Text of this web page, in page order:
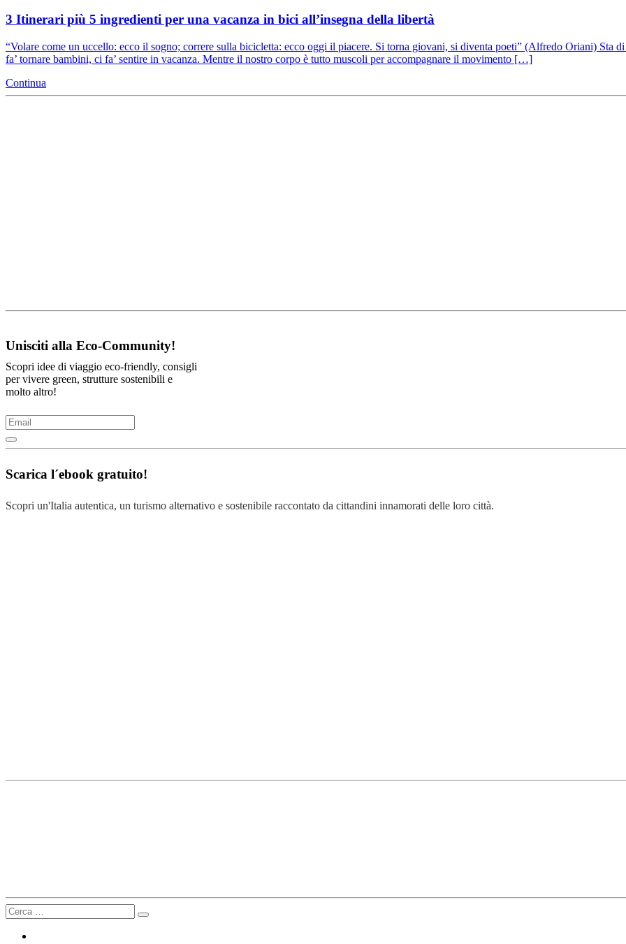
3 Itinerari più 5 ingredienti per una vacanza in bici all’insegna della libertà
“Volare come un uccello: ecco il sogno; correre sulla bicicletta: ecco oggi il piacere. Si torna giovani, si diventa poeti” (Alfredo Oriani) Sta
fa’ tornare bambini, ci fa’ sentire in vacanza. Mentre il nostro corpo è tutto muscoli per accompagnare il movimento […]
Continua
Unisciti alla Eco-Community!
Scopri idee di viaggio eco-friendly, consigli
per vivere green, strutture sostenibili e
molto altro!
Scarica l´ebook gratuito!
Scopri un'Italia autentica, un turismo alternativo e sostenibile raccontato da cittandini innamorati delle loro città.
Cerca